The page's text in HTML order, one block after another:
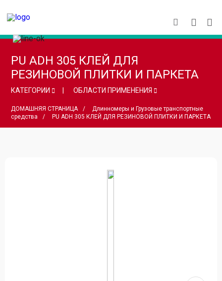
PU ADH 305 КЛЕЙ ДЛЯ
РЕЗИНОВОЙ ПЛИТКИ И ПАРКЕТА
КАТЕГОРИИ ОБЛАСТИ ПРИМЕНЕНИЯ
ДОМАШНЯЯ СТРАНИЦА
Длинномеры и Грузовые транспортные
средства
PU ADH 305 КЛЕЙ ДЛЯ РЕЗИНОВОЙ ПЛИТКИ И ПАРКЕТА